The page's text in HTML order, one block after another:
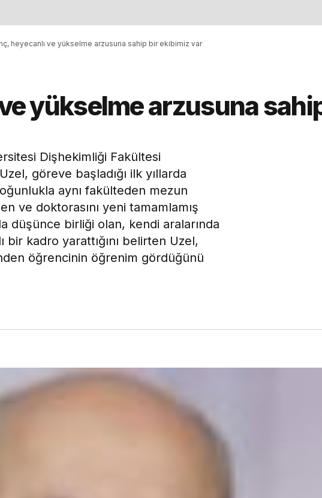
heyecanlı ve yükselme arzusuna sahip bir ekibimiz var
yükselme arzusuna
Dişhekimliği Fakültesi
göreve başladığı ilk yıllarda
aynı fakülteden mezun
ve doktorasını yeni tamamlamış
düşünce birliği olan, kendi aralarında
bir kadro yarattığını belirten Uzel,
öğrencinin öğrenim gördüğünü